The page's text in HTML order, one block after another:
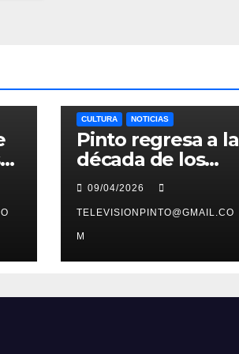
CULTURA NOTICIAS
Pinto regresa a la
década de los
noventa con su
tercera feria
temática y
deportiva
09/04/2026
TELEVISIONPINTO@GMAIL.CO
M